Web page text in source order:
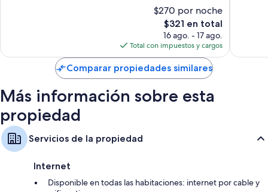
$270 por noche
El
precio
actual
es
de
$321
$321 en total
16 ago. - 17 ago.
Total con impuestos y cargos
Comparar propiedades similares
Más información sobre esta
propiedad
Servicios de la propiedad
Internet
Disponible en todas las habitaciones: internet por cable y